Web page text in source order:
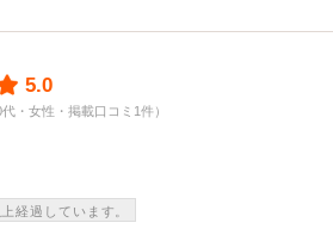
5.0
・女性・掲載口コミ1件）
経過しています。